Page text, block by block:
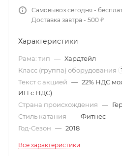
Самовывоз сегодня -
Доставка завтра - 500 ₽
Характеристики
Рама: тип — Хардтейл
Класс (группа) оборудования
Текст с акцией — 22% НДС
ИП с НДС)
Страна происхождения —
Стиль катания — Фитнес
Год-Сезон — 2018
Все характеристики